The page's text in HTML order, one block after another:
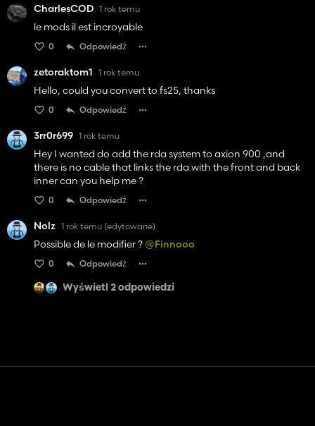
CharlesCOD 1 rok temu
le mods il est incroyable
0 Odpowiedź
zetoraktom1 1 rok temu
Hello, could you convert to fs25, thanks
0 Odpowiedź
3rr0r699 1 rok temu
Hey I wanted do add the rda system to axion 900 ,and
there is no cable that links the rda with the front and back
inner can you help me ?
0 Odpowiedź
Nolz 1 rok temu (edytowane)
Possible de le modifier ? @Finnooo
0 Odpowiedź
Wyświetl 2 odpowiedzi